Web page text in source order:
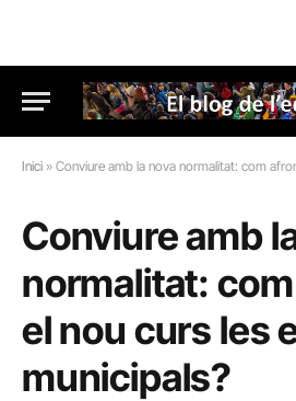
Inici » Conviure amb la nova normalitat: com afronten el
Conviure amb
normalitat:
el nou curs les
municipals?